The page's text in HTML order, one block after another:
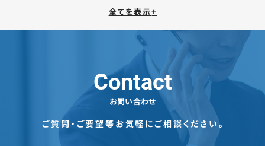
全てを表示+
Contact
お問い合わせ
ご質問・ご要望等お気軽にご相談ください。